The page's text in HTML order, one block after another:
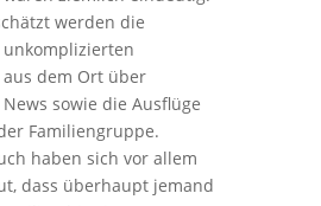
werden die
dem Ort über
sowie die Ausflüge
Familiengruppe.
haben sich vor allem
dass überhaupt jemand